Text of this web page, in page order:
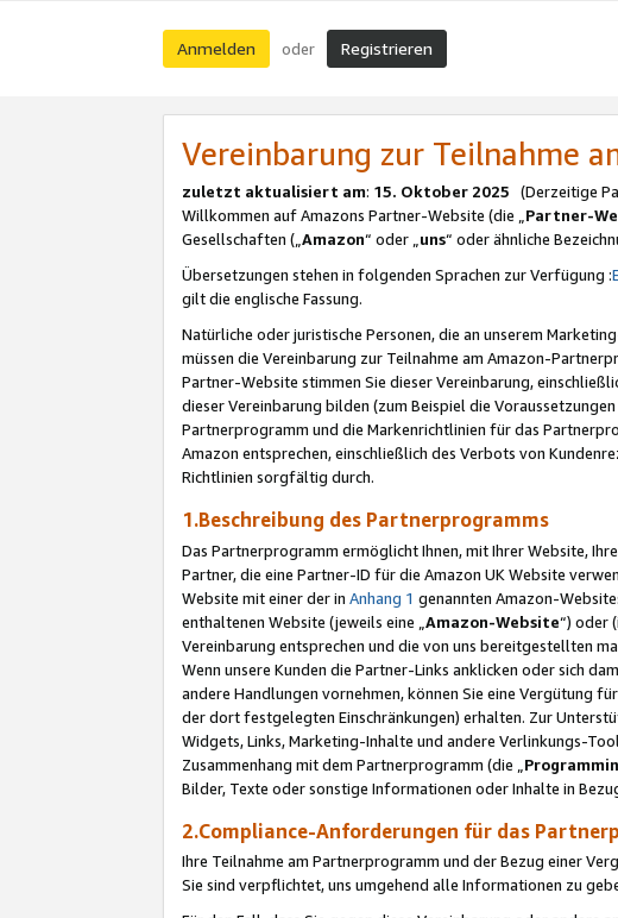
Anmelden oder Registrieren
Vereinbarung zur Teilnahme
zuletzt aktualisiert am: 15. Oktober 2025 (Derzeitige
Willkommen auf Amazons Partner-Website (die „Partner-
Gesellschaften („Amazon“ oder „uns“ oder ähnliche
Übersetzungen stehen in folgenden Sprachen zur Verfügung :
gilt die englische Fassung.
Natürliche oder juristische Personen, die an unserem
müssen die Vereinbarung zur Teilnahme am Amazon-
Partner-Website stimmen Sie dieser Vereinbarung,
dieser Vereinbarung bilden (zum Beispiel die
Partnerprogramm und die Markenrichtlinien für das
Amazon entsprechen, einschließlich des Verbots von
Richtlinien sorgfältig durch.
1.Beschreibung des Partnerprogramms
Das Partnerprogramm ermöglicht Ihnen, mit Ihrer Website,
Partner, die eine Partner-ID für die Amazon UK Website
Website mit einer der in Anhang 1 genannten Amazon-
enthaltenen Website (jeweils eine „ Amazon-Website“) oder
Vereinbarung entsprechen und die von uns bereitgestellten
Wenn unsere Kunden die Partner-Links anklicken oder sich
andere Handlungen vornehmen, können Sie eine Vergütung
der dort festgelegten Einschränkungen) erhalten. Zur
Widgets, Links, Marketing-Inhalte und andere Verlinkungs-
Zusammenhang mit dem Partnerprogramm (die „
Bilder, Texte oder sonstige Informationen oder Inhalte in
2.Compliance-Anforderungen für das
Ihre Teilnahme am Partnerprogramm und der Bezug einer
Sie sind verpflichtet, uns umgehend alle Informationen zu